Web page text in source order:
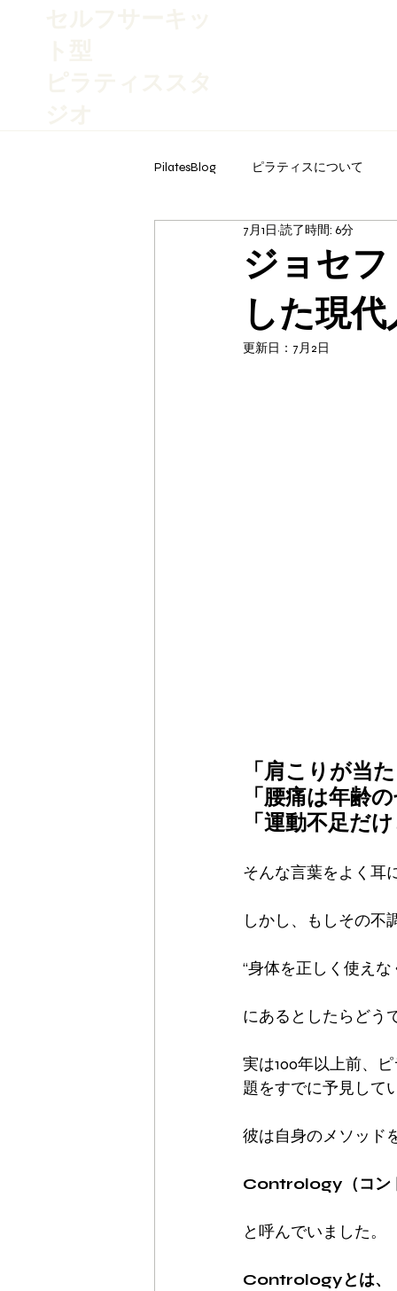
PilatesBlog ピラティスについて
ジョセ
した現
7月1日 読了時間: 6分
更新日： 7月2日
「肩こりが当
「腰痛は年齢
「運動不足だ
そんな言葉をよく耳
しかし、もしその不
“身体を正しく使えな
にあるとしたらどう
実は100年以上前、
題をすでに予見して
彼は自身のメソッド
Contrology（コン
と呼んでいました。
Contrologyとは、